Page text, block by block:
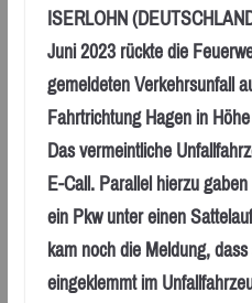
ISERLOHN
Juni 2023 rückte die
gemeldeten Verkehrsunfall
Fahrtrichtung Hagen in
Das vermeintliche
E-Call. Parallel hierzu
ein Pkw unter einen
kam noch die Meldung,
eingeklemmt im